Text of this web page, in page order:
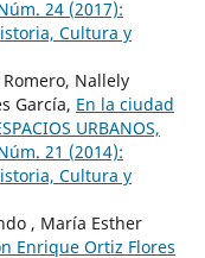
24 (2017):
Cultura y
Romero, Nallely
García, En la ciudad
URBANOS,
21 (2014):
Cultura y
, María Esther
Enrique Ortiz Flores